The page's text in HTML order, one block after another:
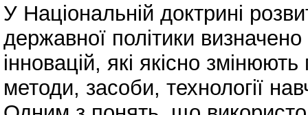
У Національній доктрині
державної політики визначено
інновацій, які якісно
методи, засоби, технології